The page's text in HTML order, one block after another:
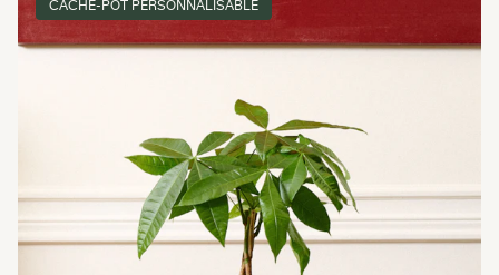
CACHE-POT PERSONNALISABLE